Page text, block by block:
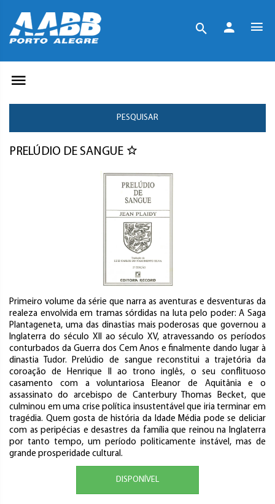
PESQUISAR
PRELÚDIO DE SANGUE
Primeiro volume da série que narra as aventuras e desventuras da
realeza envolvida em tramas sórdidas na luta pelo poder: A Saga
Plantageneta, uma das dinastias mais poderosas que governou a
Inglaterra do século XII ao século XV, atravessando os períodos
conturbados da Guerra dos Cem Anos e finalmente dando lugar à
dinastia Tudor. Prelúdio de sangue reconstitui a trajetória da
coroação de Henrique II ao trono inglês, o seu conflituoso
casamento com a voluntariosa Eleanor de Aquitânia e o
assassinato do arcebispo de Canterbury Thomas Becket, que
culminou em uma crise política insustentável que iria terminar em
tragédia. Quem gosta de história da Idade Média pode se deliciar
com as peripécias e desastres da família que reinou na Inglaterra
por tanto tempo, um período politicamente instável, mas de
grande prosperidade cultural.
DISPONÍVEL